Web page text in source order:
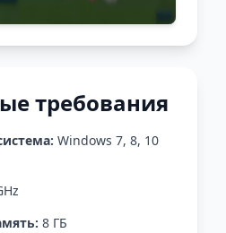
требования
Windows 7, 8, 10
8 ГБ